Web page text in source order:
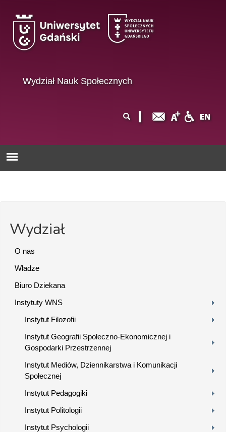
Wydział Nauk Społecznych
wyszukiwania
Wydział
O nas
Władze
Biuro Dziekana
Instytuty WNS
Instytut Filozofii
Instytut Geografii Społeczno-Ekonomicznej i
Gospodarki Przestrzennej
Instytut Mediów, Dziennikarstwa i Komunikacji
Społecznej
Instytut Pedagogiki
Instytut Politologii
Instytut Psychologii